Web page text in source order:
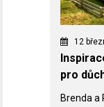
12
pro
Brenda a